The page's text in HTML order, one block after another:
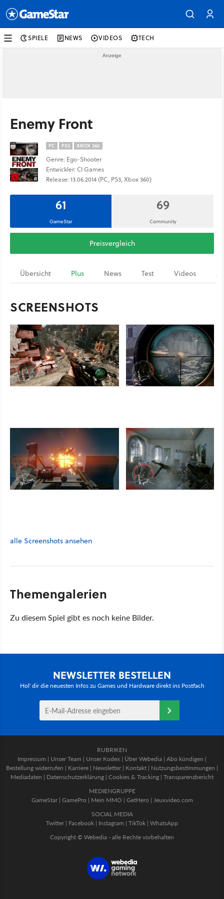
SPIELE NEWS VIDEOS TECH
Enemy Front
PC PS3 XBOX 360
Genre: Ego-Shooter
Entwickler: CI Games
Release: 13.06.2014 (PC, PS3, Xbox 360)
61
GameStar
69
Community
Preisvergleich
Übersicht Plus News Test Videos
SCREENSHOTS
alle Screenshots ansehen
Themengalerien
Zu diesem Spiel gibt es noch keine Bilder.
NEWSLETTER BESTELLEN
Hol' dir die neuesten Infos zu Games und Hardware direkt ins Postfach
RUBRIKEN
Impressum | Unser Team | Unser Kodex | Über Webedia | Abo kündigen |
Bestellung widerrufen | Karriere | Newsletter | Kontakt | Nutzungsbestimmungen |
Mediadaten | Datenschutzerklärung | Cookies & Tracking | Transparenzbericht
MEDIENGRUPPE
GameStar| GamePro | Mein MMO | GetHero | Jeuxvideo.com
SOCIAL MEDIA
Twitter | Facebook | Instagram | TikTok | WhatsApp
Copyright © Webedia - alle Rechte vorbehalten